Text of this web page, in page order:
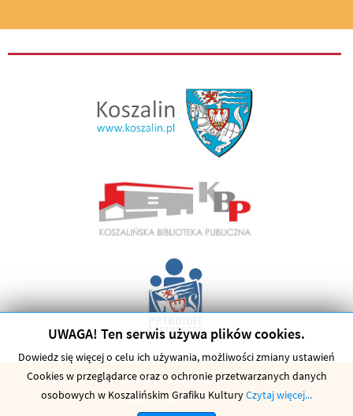
UWAGA! Ten serwis używa plików cookies.
Dowiedz się więcej o celu ich używania, możliwości zmiany ustawień
Cookies w przeglądarce oraz o ochronie przetwarzanych danych
osobowych w Koszalińskim Grafiku KulturyCzytaj więcej...
Copyright © 2026 Koszalińska Biblioteka Publiczna. Wszelkie
prawa zastrzeżone.